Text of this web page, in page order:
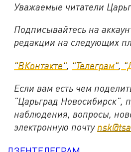
Уважаемые читатели
Подписывайтесь на
редакции на следующих
"ВКонтакте", "Телеграм",
Если вам есть чем
"Царьград Новосибирск",
наблюдения, вопросы,
электронную почту